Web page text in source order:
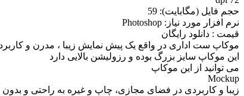
حجم فايل (مگابايت): 59
نرم افزار مورد نياز: Photoshop
قیمت : دانلود رایگان
موکاپ ست اداری در واقع يک پيش نمايش زيبا ، مدرن و
اين موکاپ سايز بزرگ بوده و رزوليشن بالايی دارد
می توانيد از اين موکاپ
Mockup
زيبا و کاربردی در فضای مجازی، چاپ و غيره به راحتی و بدون